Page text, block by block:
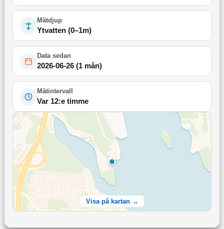
Mätdjup
Ytvatten (0–1m)
Data sedan
2026-06-26(1 mån)
Mätintervall
Var 12:e timme
Visa på kartan →